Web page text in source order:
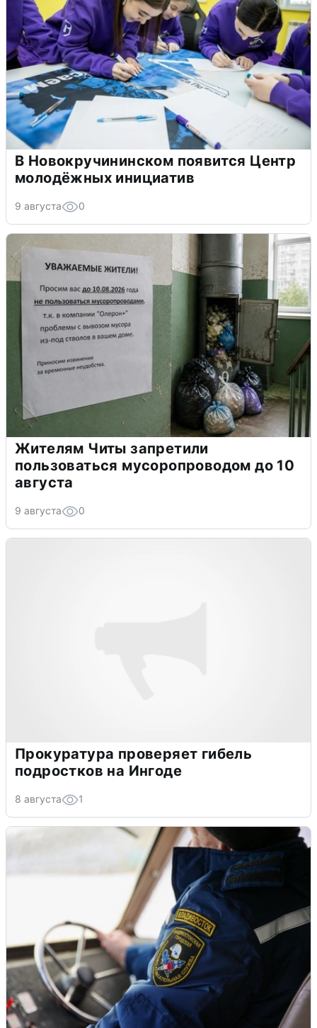
В Новокручининском появится Центр
молодёжных инициатив
9 августа 0
Жителям Читы запретили
пользоваться мусоропроводом до 10
августа
9 августа 0
Прокуратура проверяет гибель
подростков на Ингоде
8 августа 1